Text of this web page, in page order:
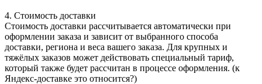
4. Стоимость доставки
Стоимость доставки рассчитывается автоматически при
оформлении заказа и зависит от выбранного способа
доставки, региона и веса вашего заказа. Для крупных и
тяжёлых заказов может действовать специальный тариф,
который также будет рассчитан в процессе оформления. (к
Яндекс-доставке это относится?)